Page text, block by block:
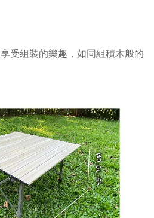
受組裝的樂趣，如同組積木般的